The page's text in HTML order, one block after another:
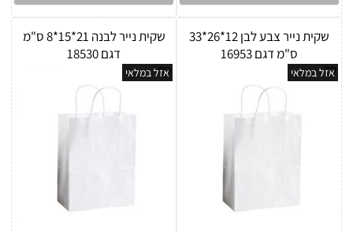
שקית נייר צבע לבן 12*26*33
ס"מ דגם 16953
אזל במלאי
שקית נייר לבנה 21*15*8 ס"מ
דגם 18530
אזל במלאי